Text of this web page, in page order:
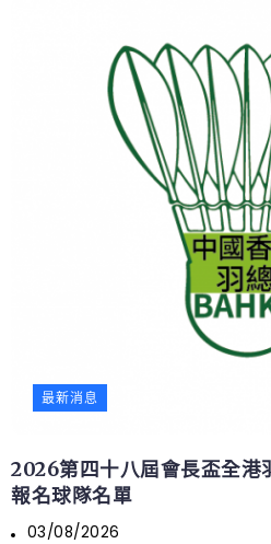
最新消息
2026第四十八屆會長盃全港
報名球隊名單
03/08/2026